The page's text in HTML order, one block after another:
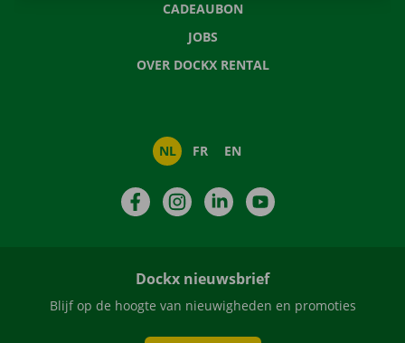
CADEAUBON
JOBS
OVER DOCKX RENTAL
NL FR EN
FacebookInstagramLinkedIn
Dockx nieuwsbrief
Blijf op de hoogte van nieuwigheden en promoties